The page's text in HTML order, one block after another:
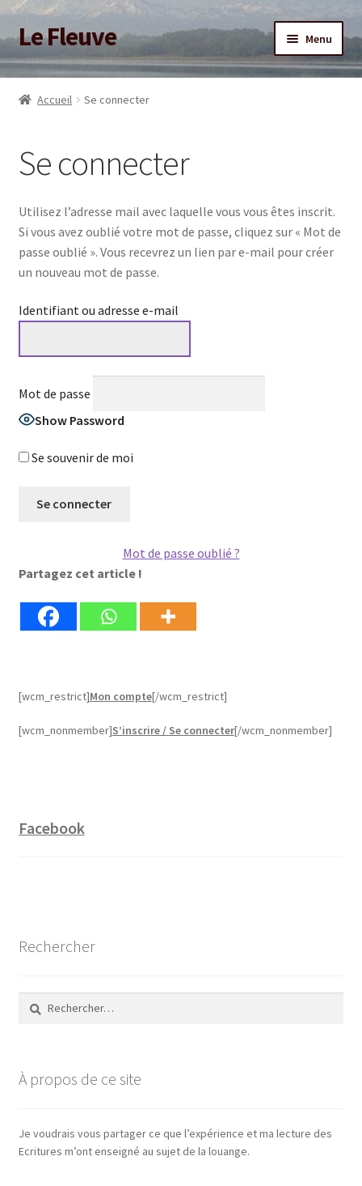
Aller
à
la
navigation
Aller
au
contenu
Le Fleuve Menu
Accueil
Ouvrir
Boutique
Adhésion/Soutien
Mon compte
Accueil Se connecter
Se connecter
Utilisez l’adresse mail avec laquelle vous vous êtes inscrit.
Si vous avez oublié votre mot de passe, cliquez sur « Mot de
passe oublié ». Vous recevrez un lien par e-mail pour créer
un nouveau mot de passe.
Identifiant ou adresse e-mail
Mot de passe
Show Password
Se souvenir de moi
Mot de passe oublié ?
Partagez cet article !
[wcm_restrict]Mon compte[/wcm_restrict]
[wcm_nonmember]S’inscrire / Se connecter[/wcm_nonmember]
Facebook
Rechercher
Rechercher :
À propos de ce site
Je voudrais vous partager ce que l’expérience et ma lecture des
Ecritures m’ont enseigné au sujet de la louange.